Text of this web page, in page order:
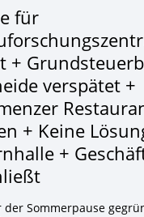
für
+
verspätet +
+ Keine
+
der Sommerpause